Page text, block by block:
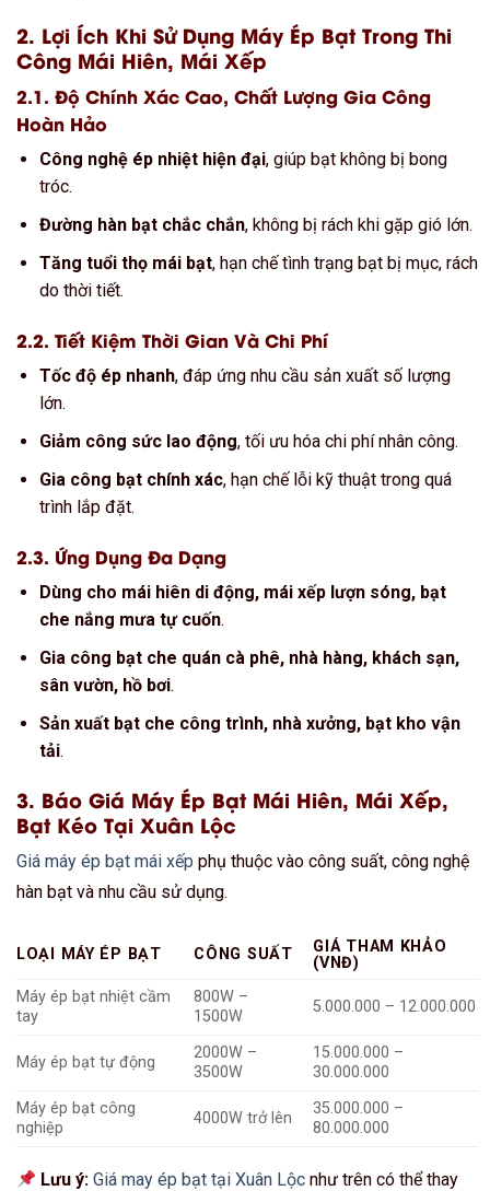
2. Lợi Ích Khi Sử Dụng Máy Ép Bạt Trong Thi
Công Mái Hiên, Mái Xếp
2.1. Độ Chính Xác Cao, Chất Lượng Gia Công
Hoàn Hảo
Công nghệ ép nhiệt hiện đại, giúp bạt không bị bong
tróc.
Đường hàn bạt chắc chắn, không bị rách khi gặp gió lớn.
Tăng tuổi thọ mái bạt, hạn chế tình trạng bạt bị mục, rách
do thời tiết.
2.2. Tiết Kiệm Thời Gian Và Chi Phí
Tốc độ ép nhanh, đáp ứng nhu cầu sản xuất số lượng
lớn.
Giảm công sức lao động, tối ưu hóa chi phí nhân công.
Gia công bạt chính xác, hạn chế lỗi kỹ thuật trong quá
trình lắp đặt.
2.3. Ứng Dụng Đa Dạng
Dùng cho mái hiên di động, mái xếp lượn sóng, bạt
che nắng mưa tự cuốn.
Gia công bạt che quán cà phê, nhà hàng, khách sạn,
sân vườn, hồ bơi.
Sản xuất bạt che công trình, nhà xưởng, bạt kho vận
tải.
3. Báo Giá Máy Ép Bạt Mái Hiên, Mái Xếp,
Bạt Kéo Tại Xuân Lộc
Giá máy ép bạt mái xếp phụ thuộc vào công suất, công nghệ
hàn bạt và nhu cầu sử dụng.
LOẠI MÁY ÉP BẠT CÔNG SUẤT
GIÁ THAM KHẢO
(VNĐ)
Máy ép bạt nhiệt cầm
tay
800W –
1500W
5.000.000 – 12.000.000
Máy ép bạt tự động
2000W –
3500W
15.000.000 –
30.000.000
Máy ép bạt công
nghiệp
4000W trở lên
35.000.000 –
80.000.000
Lưu ý: Giá may ép bạt tại Xuân Lộc như trên có thể thay